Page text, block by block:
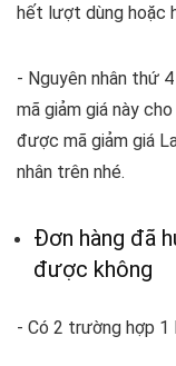
hết lượt dùng hoặc
- Nguyên nhân thứ
mã giảm giá này
được mã giảm giá
nhân trên nhé.
Đơn hàng đã
được không
- Có 2 trường hợp 1